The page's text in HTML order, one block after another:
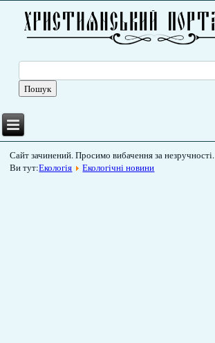
Сайт зачинений. Просимо вибачення за незручності.
Ви тут:Екологія Екологічні новини